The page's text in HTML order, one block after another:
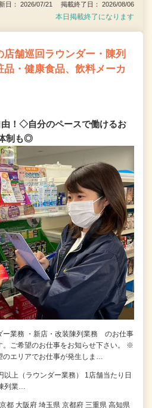
日： 2026/07/21 掲載終了日： 2026/08/06
本日掲載終了になります
店舗巡回ラウンダー・陳列
・健康食品、飲料メーカ
由！◇自分のペースで働けるお
制も◎
ー業務 ・新店・改装陳列業務 のお仕事
。ご希望のお仕事をお知らせ下さい。 ※
のエリアでお仕事が発生しま…
以上（ラウンダー業務） 1店舗当たり日
列業…
都 大阪府 埼玉県 京都府 三重県 高知県